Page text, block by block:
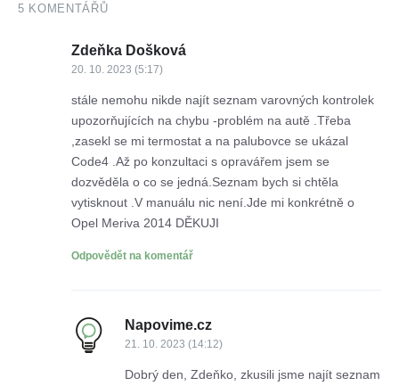
5 KOMENTÁŘŮ
Zdeňka Došková
20. 10. 2023 (5:17)
stále nemohu nikde najít seznam varovných kontrolek
upozorňujících na chybu -problém na autě .Třeba
,zasekl se mi termostat a na palubovce se ukázal
Code4 .Až po konzultaci s opravářem jsem se
dozvěděla o co se jedná.Seznam bych si chtěla
vytisknout .V manuálu nic není.Jde mi konkrétně o
Opel Meriva 2014 DĚKUJI
Odpovědět na komentář
Napovime.cz
21. 10. 2023 (14:12)
Dobrý den, Zdeňko, zkusili jsme najít seznam